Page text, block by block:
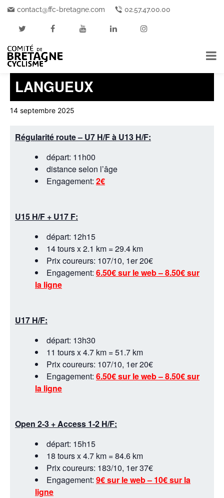
contact@ffc-bretagne.com 02.57.47.00.00
« Tous les Événements
Cet événement est passé.
LANGUEUX
14 septembre 2025
Régularité route – U7 H/F à U13 H/F:
départ: 11h00
distance selon l’âge
Engagement: 2€
U15 H/F + U17 F:
départ: 12h15
14 tours x 2.1 km = 29.4 km
Prix coureurs: 107/10, 1er 20€
Engagement: 6.50€ sur le web – 8.50€ sur
la ligne
U17 H/F:
départ: 13h30
11 tours x 4.7 km = 51.7 km
Prix coureurs: 107/10, 1er 20€
Engagement: 6.50€ sur le web – 8.50€ sur
la ligne
Open 2-3 + Access 1-2 H/F:
départ: 15h15
18 tours x 4.7 km = 84.6 km
Prix coureurs: 183/10, 1er 37€
Engagement: 9€ sur le web – 10€ sur la
ligne